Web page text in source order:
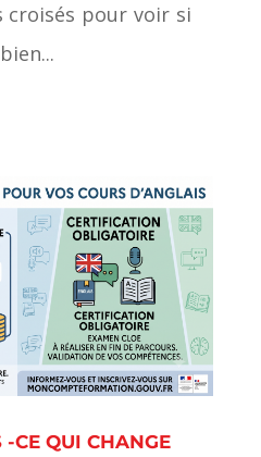
croisés pour voir si
-CE QUI CHANGE